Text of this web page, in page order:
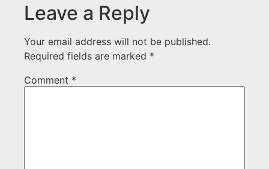
Leave a Reply
Your email address will not be published.
Required fields are marked *
Comment *